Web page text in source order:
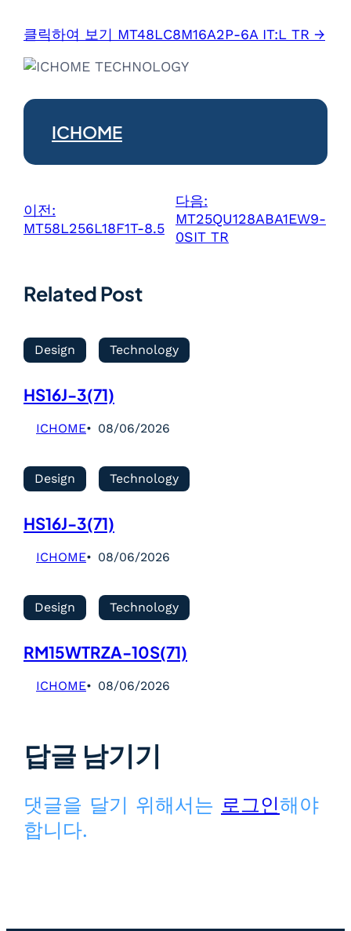
클릭하여 보기 MT48LC8M16A2P-6A IT:L TR →
ICHOME
이전:
MT58L256L18F1T-8.5
다음:
MT25QU128ABA1EW9-
0SIT TR
Related Post
Design Technology
HS16J-3(71)
ICHOME 08/06/2026
Design Technology
HS16J-3(71)
ICHOME 08/06/2026
Design Technology
RM15WTRZA-10S(71)
ICHOME 08/06/2026
답글 남기기
댓글을 달기 위해서는 로그인해야
합니다.